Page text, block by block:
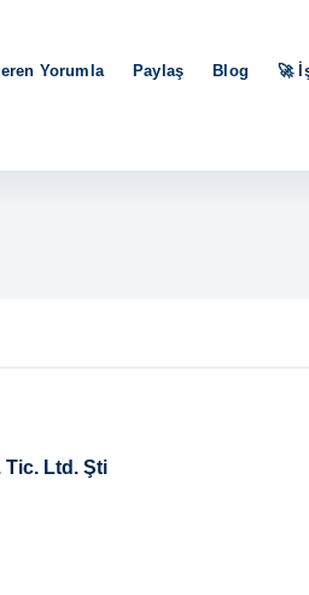
Yorumla Paylaş Blog 🚀
Tic. Ltd. Şti